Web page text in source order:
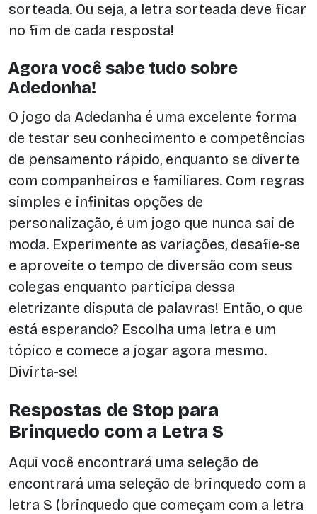
sorteada. Ou seja, a letra sorteada deve ficar
no fim de cada resposta!
Agora você sabe tudo sobre
Adedonha!
O jogo da Adedanha é uma excelente forma
de testar seu conhecimento e competências
de pensamento rápido, enquanto se diverte
com companheiros e familiares. Com regras
simples e infinitas opções de
personalização, é um jogo que nunca sai de
moda. Experimente as variações, desafie-se
e aproveite o tempo de diversão com seus
colegas enquanto participa dessa
eletrizante disputa de palavras! Então, o que
está esperando? Escolha uma letra e um
tópico e comece a jogar agora mesmo.
Divirta-se!
Respostas de Stop para
Brinquedo com a Letra S
Aqui você encontrará uma seleção de
encontrará uma seleção de brinquedo com a
letra S (brinquedo que começam com a letra